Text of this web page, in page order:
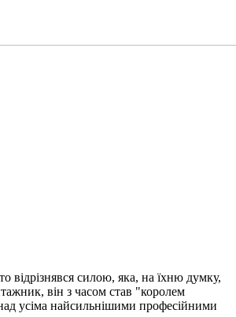
відрізнявся силою, яка, на їхню думку,
він з часом став "королем
усіма найсильнішими професійними